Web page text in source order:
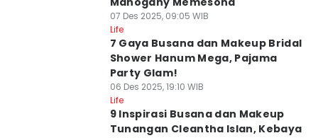
07 Des 2025, 09:05 WIB
Life
7 Gaya Busana dan Makeup Bridal
Shower Hanum Mega, Pajama
Party Glam!
06 Des 2025, 19:10 WIB
Life
9 Inspirasi Busana dan Makeup
Tunangan Cleantha Islan, Kebaya